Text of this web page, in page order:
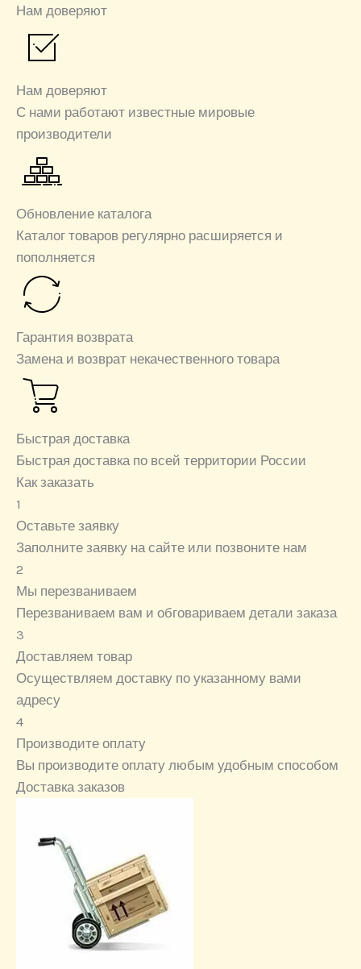
Нам доверяют
Нам доверяют
С нами работают известные мировые
производители
Обновление каталога
Каталог товаров регулярно расширяется и
пополняется
Гарантия возврата
Замена и возврат некачественного товара
Быстрая доставка
Быстрая доставка по всей территории России
Как заказать
1
Оставьте заявку
Заполните заявку на сайте или позвоните нам
2
Мы перезваниваем
Перезваниваем вам и обговариваем детали заказа
3
Доставляем товар
Осуществляем доставку по указанному вами
адресу
4
Производите оплату
Вы производите оплату любым удобным способом
Доставка заказов